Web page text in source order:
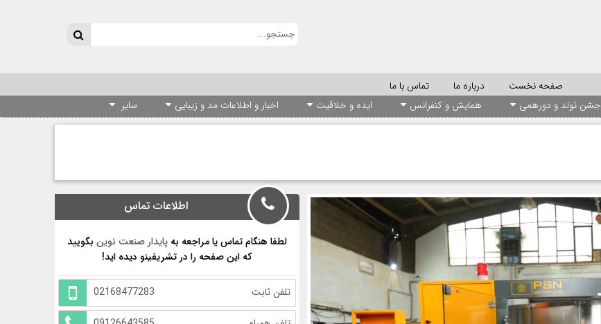
صفحه نخست درباره ما
تماس با ما
جشن تولد و دورهمی همایش و کنفرانس ایده و خلاقیت اخبار و اطلاعات مد و زیبایی سایر
اطلاعات تماس
لطفا هنگام تماس یا مراجعه بهپایدار صنعت نوین بگویید
که این صفحه را در تشریفینو دیده اید!
تلفن ثابت 02168477283